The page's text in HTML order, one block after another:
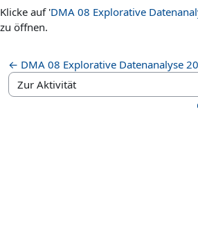
Klicke auf 'DMA 08 Explorative
zu öffnen.
← DMA 08 Explorative Datenanalyse
Zur Aktivität